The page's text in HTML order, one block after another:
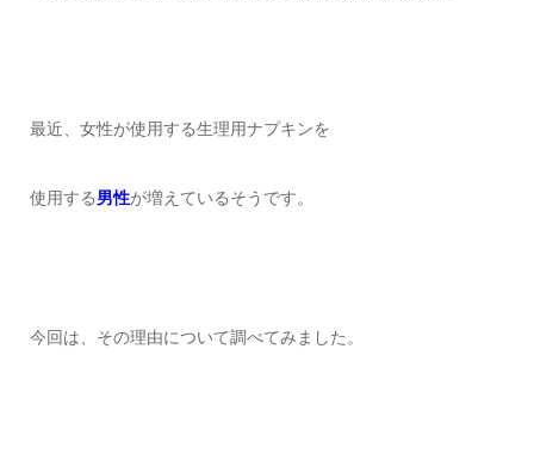
最近、女性が使用する生理用ナプキンを
使用する男性が増えているそうです。
今回は、その理由について調べてみました。